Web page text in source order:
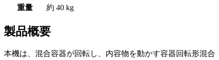
重量
約 40 kg
製品概要
本機は、混合容器が回転し、内容物を動かす容器回転形混合